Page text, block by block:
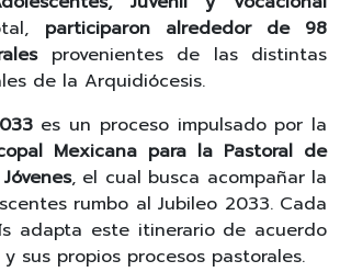
participaron alrededor de 98
provenientes de las distintas
de la Arquidiócesis.
es un proceso impulsado por la
Mexicana para la Pastoral de
, el cual busca acompañar la
rumbo al Jubileo 2033. Cada
adapta este itinerario de acuerdo
sus propios procesos pastorales.